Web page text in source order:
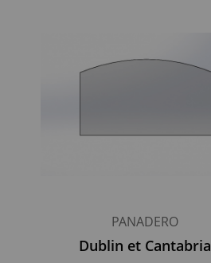
PANADERO
Dublin et Cantabria